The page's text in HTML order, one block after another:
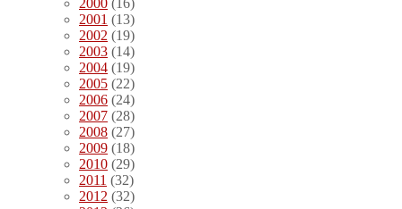
2001 (13)
2002 (19)
2003 (14)
2004 (19)
2005 (22)
2006 (24)
2007 (28)
2008 (27)
2009 (18)
2010 (29)
2011 (32)
2012 (32)